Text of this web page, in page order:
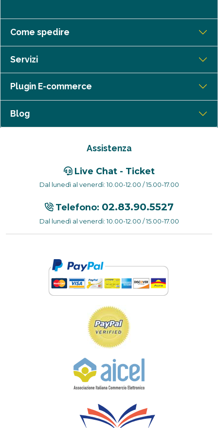
Come spedire
Servizi
Plugin E-commerce
Blog
Assistenza
Live Chat - Ticket
Dal lunedì al venerdì: 10.00-12.00 / 15.00-17.00
Telefono: 02.83.90.5527
Dal lunedì al venerdì: 10.00-12.00 / 15.00-17.00